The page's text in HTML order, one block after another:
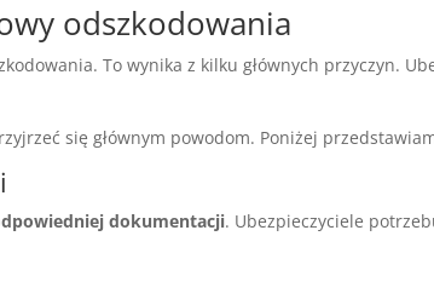
odszkodowania
To wynika z kilku głównych przyczyn.
się głównym powodom. Poniżej
dokumentacji. Ubezpieczyciele